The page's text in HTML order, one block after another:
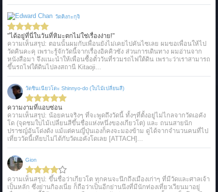
วัดคิงกะกุจิ
"ได้อยู่ที่นี่ในวันที่หิมะตกไม่ใช่เรื่องง่าย!"
ความเห็นสรุป: ตอนนั้นผมกับเพื่อนยังไม่เคยไปคันไซเลย ผมขอเพื่อนให้ไป
วัดคินคะคุ เพราะรู้จักวัดนี้จากเรื่องอิคคิวซัง ส่วนการเดินทาง ผมอ่านจาก
หนังสือมา จึงแนะนำให้เพื่อนซื้อตั๋ววันที่รวมรถไฟใต้ดิน เพราะว่าเราสามารถ
ขึ้นรถไฟใต้ดินไปลงสถานี Kitaoji...
วัดชินเนียวโดะ Shinnyo-do (ใบไม้เปลี่ยนสี)
ความงามที่แอบซ่อน
ความเห็นสรุป: น้อยคนจริงๆ ที่จะพูดถึงวัดนี้ ทั้งๆที่ตั้งอยู่ไม่ไกลจากวัดเอคัง
โด (จุดชมใบไม้เปลี่ยนสีขึ้นชื่อแห่งหนึ่งของเกียวโต) และ ถนนสายนัก
ปราชญ์อันโด่งดัง แม้แต่คนญี่ปุ่นเองก็คงจะมองข้าม ดูได้จากจำนวนคนที่ไป
เที่ยววัดนี้เทียบไม่ได้กับวัดเอคังโดเลย [ATTACH]...
Gion
ความเห็นสรุป: ขึ้นชื่อว่าเกียวโต ทุกคนจะนึกถึงเมืองเก่าๆ ที่มีวัดและศาลเจ้า
เป็นหลัก ซึ่งย่านกิองเนี่ย ก็ถือว่าเป็นอีกย่านนึงที่มีนักท่องเที่ยวเวียนมาอยู่